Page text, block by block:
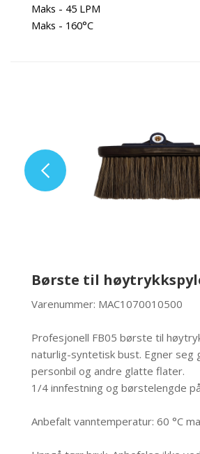
Maks - 45 LPM
Maks - 160°C
Børste til
Varenummer: MAC1070010500
Profesjonell FB05 børste til
naturlig-syntetisk bust. Egner seg
personbil og andre glatte flater.
1/4 innfestning og børstelengde
Anbefalt vanntemperatur: 60 °C